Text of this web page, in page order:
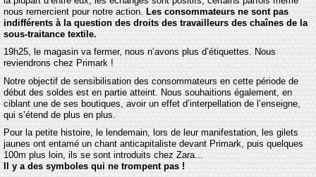
nous remercient pour notre action. Les consommateurs ne sont pas
indifférents à la question des droits des travailleurs des chaînes de la
sous-traitance textile.
19h25, le magasin va fermer, nous n’avons plus d’étiquettes. Nous
reviendrons chez Primark !
Notre objectif de sensibilisation des consommateurs en cette période de
début des soldes est en partie atteint. Nous souhaitions également, en
ciblant une de ses boutiques, avoir un effet d’interpellation de l’enseigne,
qui s’étend de plus en plus.
Pour la petite histoire, le lendemain, lors de leur manifestation, les gilets
jaunes ont entamé un chant anticapitaliste devant Primark, puis quelques
100m plus loin, ils se sont introduits chez Zara...
Il y a des symboles qui ne trompent pas !